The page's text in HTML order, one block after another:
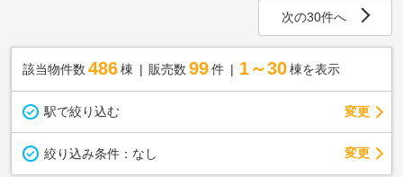
次の30件へ
該当物件数 486棟 販売数 99 件 1～30 棟を表示
駅で絞り込む 変更
絞り込み条件： なし 変更